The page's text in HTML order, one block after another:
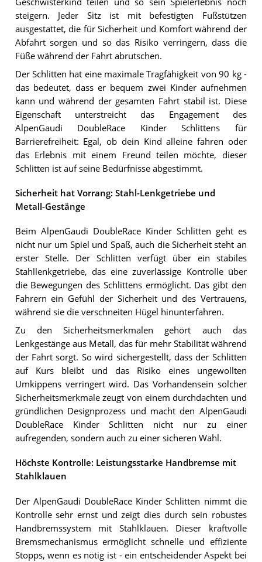
steigern. Jeder Sitz ist mit befestigten Fußstützen
ausgestattet, die für Sicherheit und Komfort während der
Abfahrt sorgen und so das Risiko verringern, dass die
Füße während der Fahrt abrutschen.
Der Schlitten hat eine maximale Tragfähigkeit von 90 kg -
das bedeutet, dass er bequem zwei Kinder aufnehmen
kann und während der gesamten Fahrt stabil ist. Diese
Eigenschaft unterstreicht das Engagement des
AlpenGaudi DoubleRace Kinder Schlittens für
Barrierefreiheit: Egal, ob dein Kind alleine fahren oder
das Erlebnis mit einem Freund teilen möchte, dieser
Schlitten ist auf seine Bedürfnisse abgestimmt.
Sicherheit hat Vorrang: Stahl-Lenkgetriebe und
Metall-Gestänge
Beim AlpenGaudi DoubleRace Kinder Schlitten geht es
nicht nur um Spiel und Spaß, auch die Sicherheit steht an
erster Stelle. Der Schlitten verfügt über ein stabiles
Stahllenkgetriebe, das eine zuverlässige Kontrolle über
die Bewegungen des Schlittens ermöglicht. Das gibt den
Fahrern ein Gefühl der Sicherheit und des Vertrauens,
während sie die verschneiten Hügel hinunterfahren.
Zu den Sicherheitsmerkmalen gehört auch das
Lenkgestänge aus Metall, das für mehr Stabilität während
der Fahrt sorgt. So wird sichergestellt, dass der Schlitten
auf Kurs bleibt und das Risiko eines ungewollten
Umkippens verringert wird. Das Vorhandensein solcher
Sicherheitsmerkmale zeugt von einem durchdachten und
gründlichen Designprozess und macht den AlpenGaudi
DoubleRace Kinder Schlitten nicht nur zu einer
aufregenden, sondern auch zu einer sicheren Wahl.
Höchste Kontrolle: Leistungsstarke Handbremse mit
Stahlklauen
Der AlpenGaudi DoubleRace Kinder Schlitten nimmt die
Kontrolle sehr ernst und zeigt dies durch sein robustes
Handbremssystem mit Stahlklauen. Dieser kraftvolle
Bremsmechanismus ermöglicht schnelle und effiziente
Stopps, wenn es nötig ist - ein entscheidender Aspekt bei